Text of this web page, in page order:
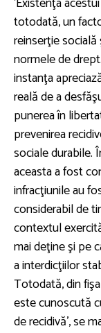
totodată, un
reinserţie
normele de
instanţa
reală de a
punerea în
prevenirea
sociale durabile.
aceasta a fost
infracţiunile au
considerabil de
contextul
mai deţine şi pe
a interdicţiilor
Totodată, din
este cunoscută
de recidivă', se